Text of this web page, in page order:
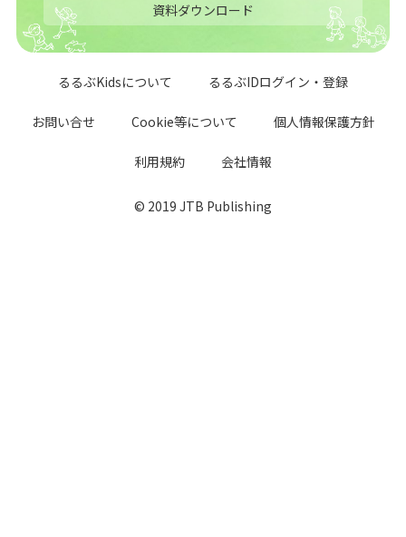
資料ダウンロード
るるぶKidsについて るるぶIDログイン・登録
お問い合せ Cookie等について 個人情報保護方針
利用規約 会社情報
© 2019 JTB Publishing